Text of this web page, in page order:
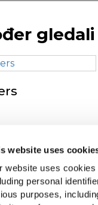
website uses
website uses
personal
purposes,
gledali
O